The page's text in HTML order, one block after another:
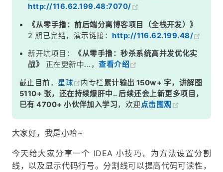
http://116.62.199.48:7070/
《从零手撸：前后端分离博客项目（全栈开发）》
2 期已完结，演示链接：http://116.62.199.48/
新开坑项目：
《从零手撸：秒杀系统高并发优化实
战》
正在更新中...，查看介绍
截止目前， 星球 内专栏累计输出 150w+ 字，讲解图
5110+ 张，还在持续爆肝中.. 后续还会上新更多项目，
已有 4700+ 小伙伴加入学习，欢迎点击围观
大家好，我是小哈~
今天给大家分享一个 IDEA 小技巧，为方法设置分割
线，以及显示代码行号。分割线可以提高代码可读性，